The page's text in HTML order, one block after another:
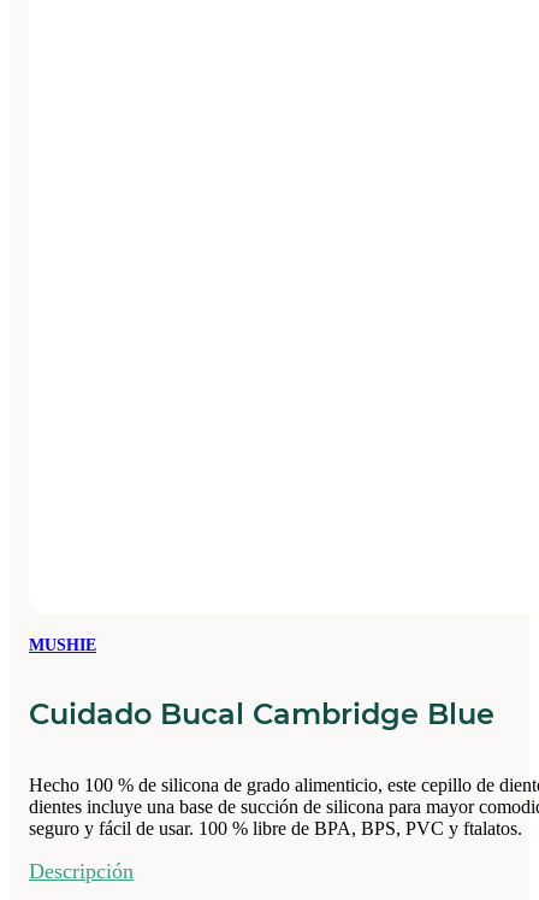
MUSHIE
Cuidado Bucal Cambridge Blue
Hecho 100 % de silicona de grado alimenticio, este cepillo de
dientes incluye una base de succión de silicona para mayor
seguro y fácil de usar. 100 % libre de BPA, BPS, PVC y ftalatos.
Descripción